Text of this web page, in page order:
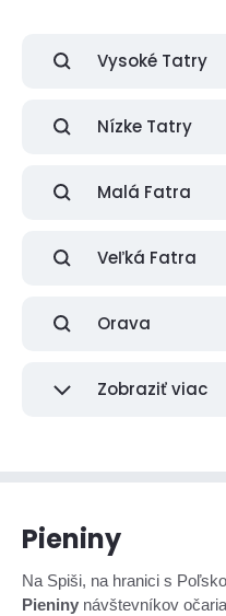
Vysoké Tatry
Nízke Tatry
Malá Fatra
Veľká Fatra
Orava
Zobraziť viac
Pieniny
Na Spiši, na hranici s
Pieniny návštevníkov